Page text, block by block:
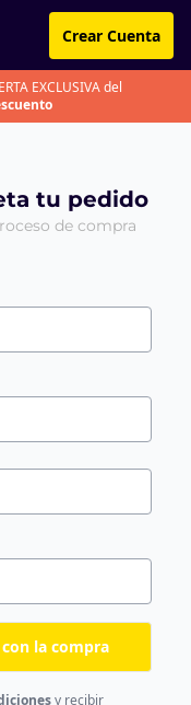
Crear Cuenta
EXCLUSIVA del
tu pedido
de compra
la compra
y recibir